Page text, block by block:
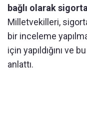
bağlı olarak
Milletvekilleri,
bir inceleme
için yapıldığını ve
anlattı.